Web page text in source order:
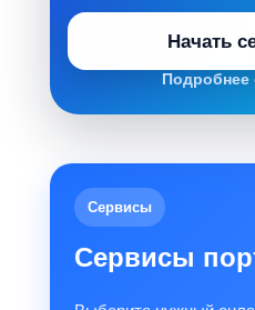
Начать
Подробнее
Сервисы
Сервисы